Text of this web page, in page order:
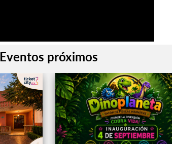
Eventos próximos